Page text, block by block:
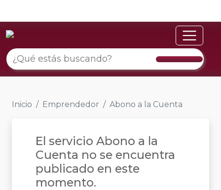
Inicio Emprendedor Abono a la Cuenta
El servicio Abono a la
Cuenta no se encuentra
publicado en este
momento.